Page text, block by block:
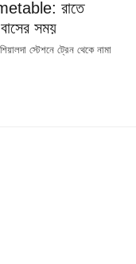
রাতে
সময়
স্টেশনে ট্রেন থেকে নামা